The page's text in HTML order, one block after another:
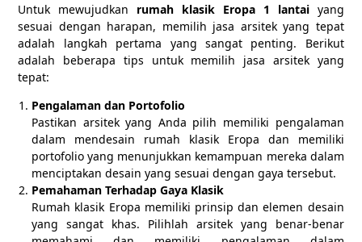
Untuk mewujudkan rumah klasik Eropa 1 lantaiyang
sesuai dengan harapan, memilih jasa arsitek yang tepat
adalah langkah pertama yang sangat penting. Berikut
adalah beberapa tips untuk memilih jasa arsitek yang
tepat:
Pengalaman dan Portofolio
Pastikan arsitek yang Anda pilih memiliki pengalaman
dalam mendesain rumah klasik Eropa dan memiliki
portofolio yang menunjukkan kemampuan mereka dalam
menciptakan desain yang sesuai dengan gaya tersebut.
Pemahaman Terhadap Gaya Klasik
Rumah klasik Eropa memiliki prinsip dan elemen desain
yang sangat khas. Pilihlah arsitek yang benar-benar